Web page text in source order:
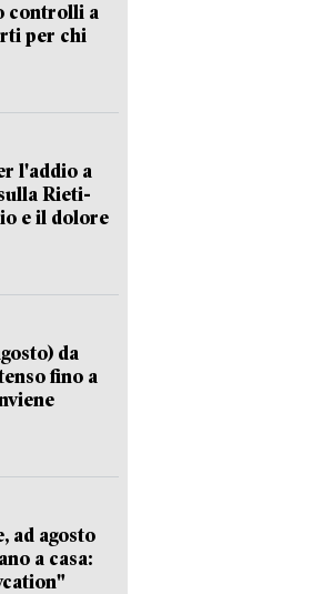
controlli a
per chi
l'addio a
Rieti-
e il dolore
da
fino a
ad agosto
a casa: